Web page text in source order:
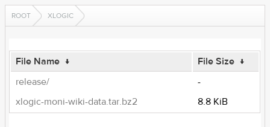
ROOT XLOGIC
File Name ↓ File Size ↓
release/
-
xlogic-moni-wiki-data.tar.bz2
8.8 KiB